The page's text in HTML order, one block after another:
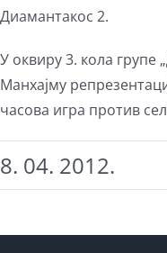
Диамантакос 2.
У оквиру 3. кола групе
Манхајму
часова игра против
8. 04. 2012.